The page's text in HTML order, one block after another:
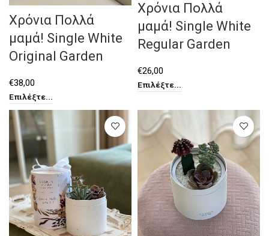
Χρόνια Πολλά
μαμά! Single White
Original Garden
€38,00
Επιλέξτε...
Χρόνια Πολλά
μαμά! Single White
Regular Garden
€26,00
Επιλέξτε...